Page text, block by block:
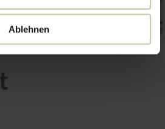
Ablehnen